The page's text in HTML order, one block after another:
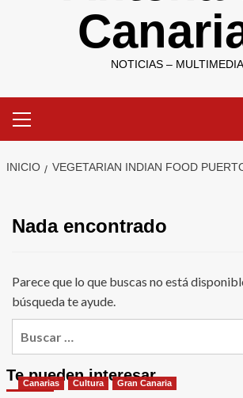
NOTICIAS – MULTIMEDIA
primario
INICIO VEGETARIAN INDIAN FOOD
Nada encontrado
Parece que lo que buscas no está
búsqueda te ayude.
Te pueden interesar
Canarias Cultura Gran Canaria